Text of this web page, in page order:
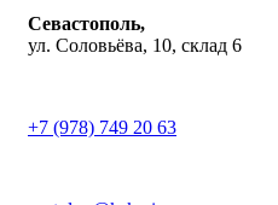
Севастополь,
ул. Соловьёва, 10, склад 6
+7 (978) 749 20 63